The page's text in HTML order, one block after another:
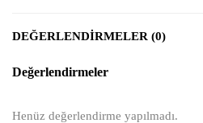
DEĞERLENDIRMELER (0)
Değerlendirmeler
Henüz değerlendirme yapılmadı.